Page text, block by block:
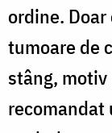
ordine.
tumoare de
stâng,
recomandat